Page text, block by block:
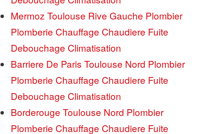
Mermoz Toulouse Rive Gauche Plombier
Plomberie Chauffage Chaudiere Fuite
Debouchage Climatisation
Barriere De Paris Toulouse Nord Plombier
Plomberie Chauffage Chaudiere Fuite
Debouchage Climatisation
Borderouge Toulouse Nord Plombier
Plomberie Chauffage Chaudiere Fuite